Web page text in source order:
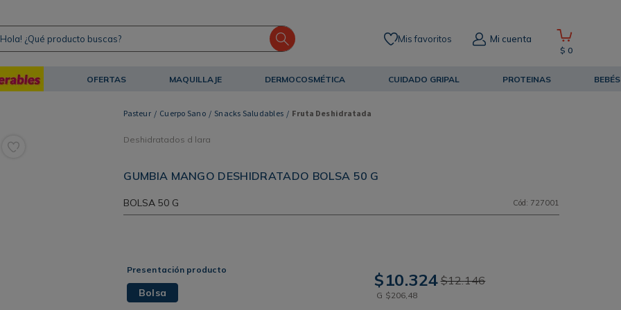
¿Qué producto buscas?
Mis favoritos Mi cuenta
$ 0
OFERTAS MAQUILLAJE DERMOCOSMÉTICA CUIDADO GRIPAL PROTEINAS BEBÉS
Cuerpo Sano Snacks Saludables Fruta Deshidratada
Deshidratados d lara
GUMBIA MANGO DESHIDRATADO BOLSA 50 G
BOLSA 50 G Cód : 727001
Presentación producto
Bolsa
$10.324$12.146
G $206,48